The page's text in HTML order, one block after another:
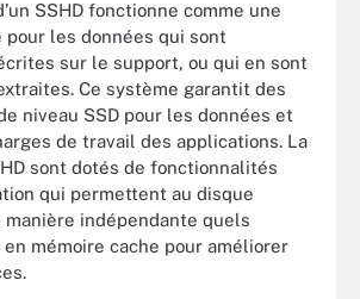
SSHD fonctionne comme une
pour les données qui sont
sur le support, ou qui en sont
Ce système garantit des
niveau SSD pour les données et
de travail des applications. La
sont dotés de fonctionnalités
qui permettent au disque
manière indépendante quels
mémoire cache pour améliorer